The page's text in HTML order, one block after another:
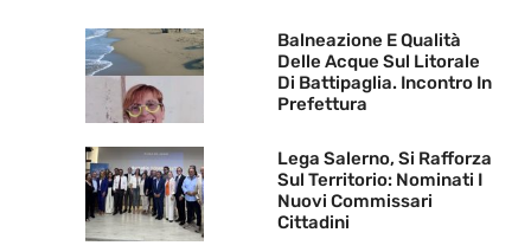
Balneazione E Qualità
Delle Acque Sul Litorale
Di Battipaglia. Incontro In
Prefettura
Lega Salerno, Si Rafforza
Sul Territorio: Nominati I
Nuovi Commissari
Cittadini